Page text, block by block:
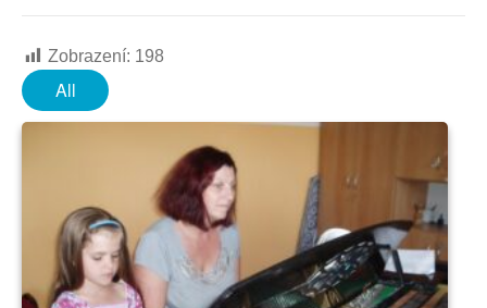
Zobrazení: 198
All